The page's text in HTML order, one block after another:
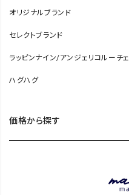
オリジナルブランド
セレクトブランド
ラッピンナイン/アンジェリコルーチェ
ハグハグ
価格から探す